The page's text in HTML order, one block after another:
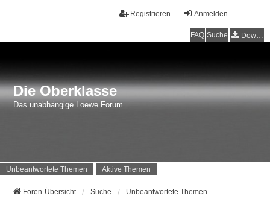
Anmelden
Registrieren
FAQ Suche Downloads
Die Oberklasse
Das unabhängige Loewe Forum
Unbeantwortete Themen Aktive Themen
Foren-Übersicht Suche Unbeantwortete Themen